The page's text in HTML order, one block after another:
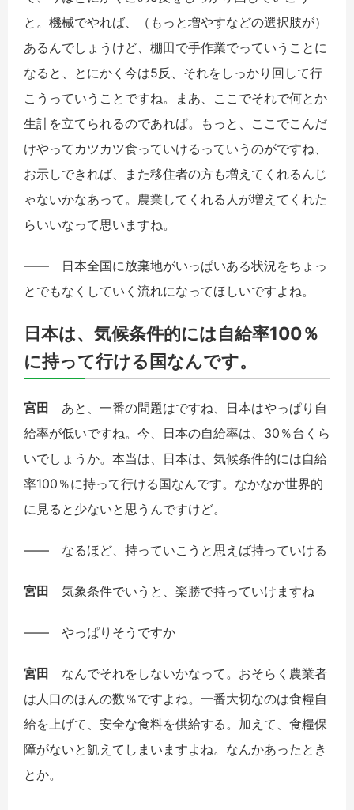
と。機械でやれば、（もっと増やすなどの選択肢が）
あるんでしょうけど、棚田で手作業でっていうことに
なると、とにかく今は5反、それをしっかり回して行
こうっていうことですね。まあ、ここでそれで何とか
生計を立てられるのであれば。もっと、ここでこんだ
けやってカツカツ食っていけるっていうのがですね、
お示しできれば、また移住者の方も増えてくれるんじ
ゃないかなあって。農業してくれる人が増えてくれた
らいいなって思いますね。
―― 日本全国に放棄地がいっぱいある状況をちょっ
とでもなくしていく流れになってほしいですよね。
日本は、気候条件的には自給率100％
に持って行ける国なんです。
宮田 あと、一番の問題はですね、日本はやっぱり自
給率が低いですね。今、日本の自給率は、30％台くら
いでしょうか。本当は、日本は、気候条件的には自給
率100％に持って行ける国なんです。なかなか世界的
に見ると少ないと思うんですけど。
―― なるほど、持っていこうと思えば持っていける
宮田 気象条件でいうと、楽勝で持っていけますね
―― やっぱりそうですか
宮田 なんでそれをしないかなって。おそらく農業者
は人口のほんの数％ですよね。一番大切なのは食糧自
給を上げて、安全な食料を供給する。加えて、食糧保
障がないと飢えてしまいますよね。なんかあったとき
とか。